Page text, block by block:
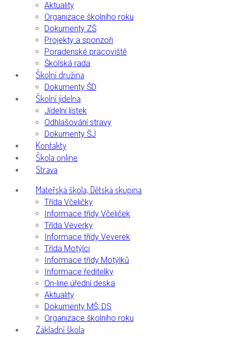
Aktuality
Organizace školního roku
Dokumenty ZŠ
Projekty a sponzoři
Poradenské pracoviště
Školská rada
Školní družina
Dokumenty ŠD
Školní jídelna
Jídelní lístek
Odhlašování stravy
Dokumenty ŠJ
Kontakty
Škola online
Strava
Mateřská škola, Dětská skupina
Třída Včeličky
Informace třídy Včeliček
Třída Veverky
Informace třídy Veverek
Třída Motýlci
Informace třídy Motýlků
Informace ředitelky
On-line úřední deska
Aktuality
Dokumenty MŠ, DS
Organizace školního roku
Základní škola